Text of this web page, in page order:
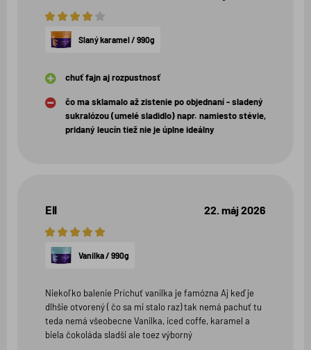
4
hviezdičky
Slaný karamel / 990g
chuť fajn aj rozpustnosť
čo ma sklamalo až zistenie po objednaní - sladený
sukralózou (umelé sladidlo) napr. namiesto stévie,
pridaný leucín tiež nie je úplne ideálny
Ell
5
hviezdičiek
Vanilka / 990g
22. máj 2026
Niekoľko balenie Príchuť vanilka je famózna Aj keď je
dlhšie otvorený ( čo sa mi stalo raz) tak nemá pachuť tu
teda nemá všeobecne Vanilka, iced coffe, karamel a
biela čokoláda sladši ale toez výborný